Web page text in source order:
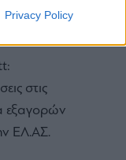
Privacy Policy
στις
εξαγορών
ΕΛ.ΑΣ.